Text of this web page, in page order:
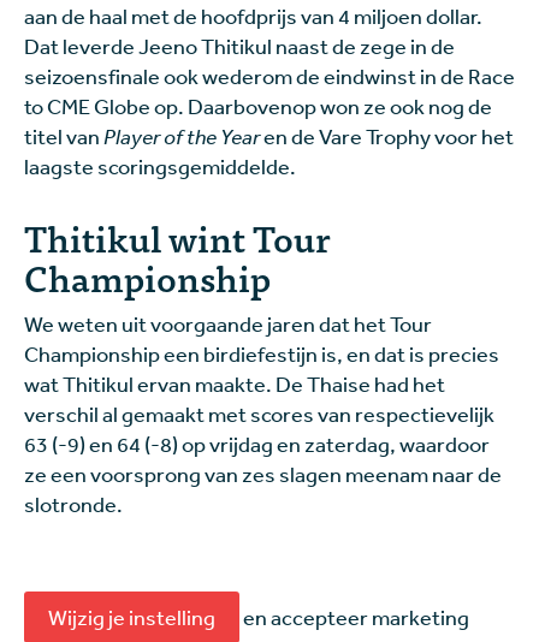
aan de haal met de hoofdprijs van 4 miljoen dollar.
Dat leverde Jeeno Thitikul naast de zege in de
seizoensfinale ook wederom de eindwinst in de Race
to CME Globe op. Daarbovenop won ze ook nog de
titel van Player of the Yearen de Vare Trophy voor het
laagste scoringsgemiddelde.
Thitikul wint Tour
Championship
We weten uit voorgaande jaren dat het Tour
Championship een birdiefestijn is, en dat is precies
wat Thitikul ervan maakte. De Thaise had het
verschil al gemaakt met scores van respectievelijk
63 (-9) en 64 (-8) op vrijdag en zaterdag, waardoor
ze een voorsprong van zes slagen meenam naar de
slotronde.
Wijzig je instelling
en accepteer marketing